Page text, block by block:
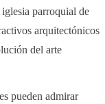
parroquial de
arquitectónicos
del arte
pueden admirar